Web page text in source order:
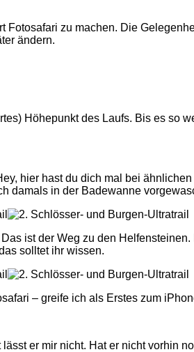
Fotosafari zu machen. Die
ändern.
Höhepunkt des Laufs. Bis es so
hier hast du dich mal bei
damals in der Badewanne
ist der Weg zu den
solltet ihr wissen.
– greife ich als Erstes zum
er mir nicht. Hat er nicht vorhin